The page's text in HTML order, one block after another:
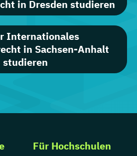
in Dresden studieren
Internationales
in Sachsen-Anhalt
studieren
Für Hochschulen